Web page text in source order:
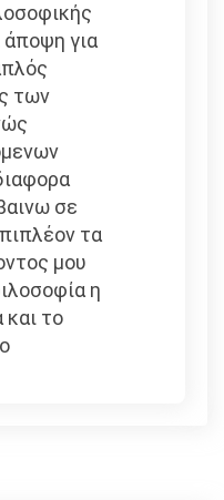
για
των
σε
τα
μου
η
και το